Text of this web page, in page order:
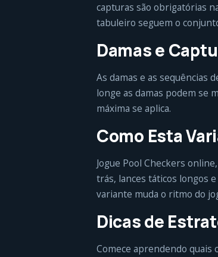
capturas são obrigatórias
tabuleiro seguem o
Damas e
As damas e as sequências
longe as damas podem se
máxima se aplica.
Como Esta
Jogue Pool Checkers
trás, lances táticos longos
variante muda o ritmo do
Dicas de
Comece aprendendo quais